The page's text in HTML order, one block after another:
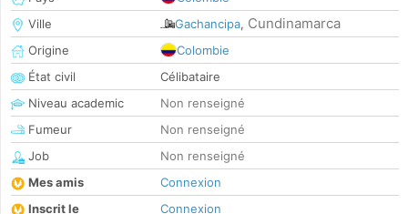
Ville
Gachancipa, Cundinamarca
Origine
Colombie
État civil
Célibataire
Niveau academic
Non renseigné
Fumeur
Non renseigné
Job
Non renseigné
Mes amis
Connexion
Inscrit le
Connexion